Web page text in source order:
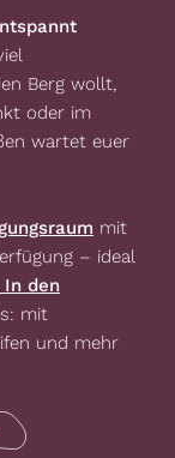
Berg wollt,
oder im
wartet euer
mit
– ideal
In den
mit
und mehr